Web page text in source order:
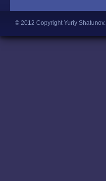
© 2012 Copyright Yuriy Shatunov.